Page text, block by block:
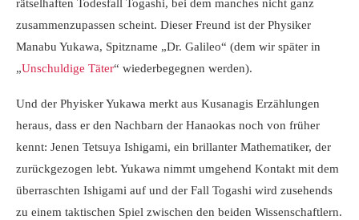
rätselhaften Todesfall Togashi, bei dem manches nicht ganz
zusammenzupassen scheint. Dieser Freund ist der Physiker
Manabu Yukawa, Spitzname „Dr. Galileo“ (dem wir später in
„Unschuldige Täter“ wiederbegegnen werden).
Und der Phyisker Yukawa merkt aus Kusanagis Erzählungen
heraus, dass er den Nachbarn der Hanaokas noch von früher
kennt: Jenen Tetsuya Ishigami, ein brillanter Mathematiker, der
zurückgezogen lebt. Yukawa nimmt umgehend Kontakt mit dem
überraschten Ishigami auf und der Fall Togashi wird zusehends
zu einem taktischen Spiel zwischen den beiden Wissenschaftlern.